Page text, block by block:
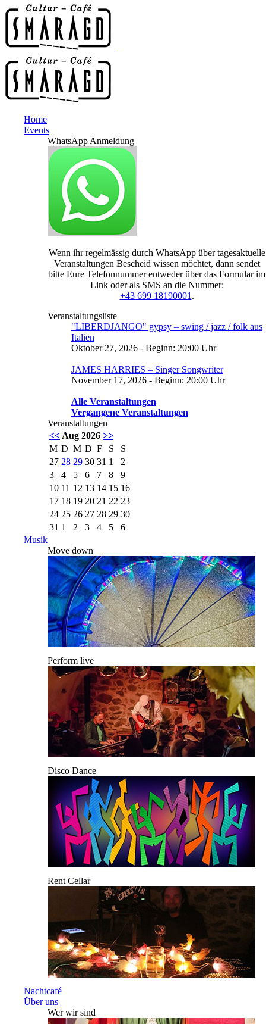
Home
Events
WhatsApp Anmeldung
Wenn ihr regelmässig durch WhatsApp über tagesaktuelle
Veranstaltungen Bescheid wissen möchtet, dann sendet
bitte Eure Telefonnummer entweder über das Formular im
Link oder als SMS an die Nummer:
+43 699 18190001 .
Veranstaltungsliste
"LIBERDJANGO" gypsy – swing / jazz / folk aus
Italien
Oktober 27, 2026 - Beginn: 20:00 Uhr
JAMES HARRIES – Singer Songwriter
November 17, 2026 - Beginn: 20:00 Uhr
Alle Veranstaltungen
Vergangene Veranstaltungen
Veranstaltungen
<< Aug 2026 >>
M D M D F S
S
27 28 29 30 31 1
2
3
4 5 6 7 8
9
10 11 12 13 14 15 16
17 18 19 20 21 22 23
24 25 26 27 28 29 30
31 1 2 3 4 5
6
Musik
Move down
Perform live
Disco Dance
Rent Cellar
Nachtcafé
Über uns
Wer wir sind